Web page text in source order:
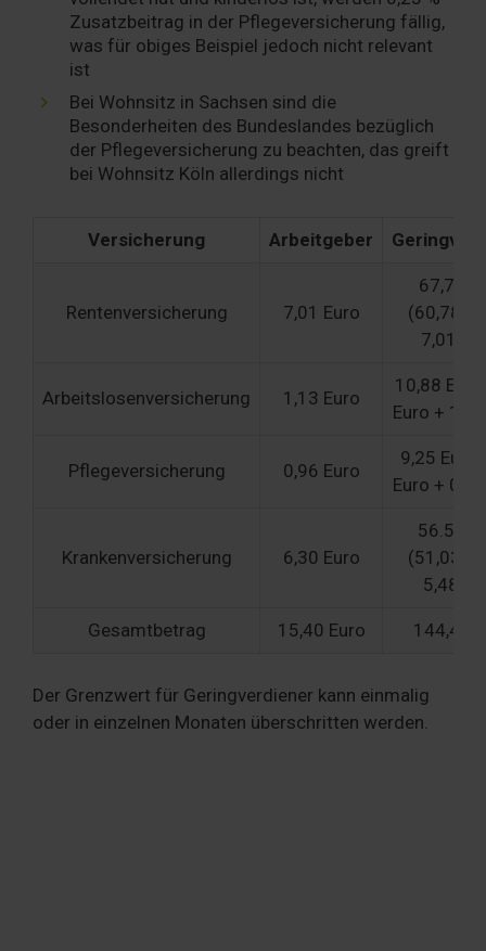
Zusatzbeitrag in der Pflegeversicherung fällig,
was für obiges Beispiel jedoch nicht relevant
ist
Bei Wohnsitz in Sachsen sind die
Besonderheiten des Bundeslandes bezüglich
der Pflegeversicherung zu beachten, das greift
bei Wohnsitz Köln allerdings nicht
Versicherung Arbeitgeber
Rentenversicherung 7,01 Euro
67,79
(60,78
7,01
Arbeitslosenversicherung 1,13 Euro
10,88
Euro +
Pflegeversicherung 0,96 Euro
9,25 Euro
Euro +
Krankenversicherung 6,30 Euro
56.51
(51,03
Gesamtbetrag 15,40 Euro 144,43
Der Grenzwert für Geringverdiener kann einmalig
oder in einzelnen Monaten überschritten werden.